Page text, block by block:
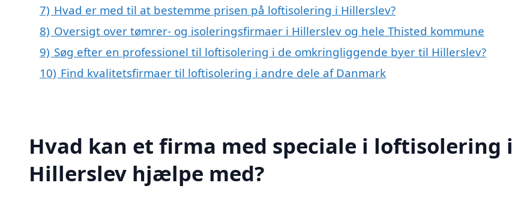
7) Hvad er med til at bestemme prisen på loftisolering i Hillerslev?
8) Oversigt over tømrer- og isoleringsfirmaer i Hillerslev og hele Thisted kommune
9) Søg efter en professionel til loftisolering i de omkringliggende byer til Hillerslev?
10) Find kvalitetsfirmaer til loftisolering i andre dele af Danmark
Hvad kan et firma med speciale i loftisolering i
Hillerslev hjælpe med?